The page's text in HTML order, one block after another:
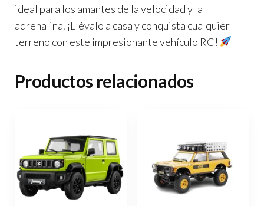
ideal para los amantes de la velocidad y la
adrenalina. ¡Llévalo a casa y conquista cualquier
terreno con este impresionante vehículo RC!
Productos relacionados